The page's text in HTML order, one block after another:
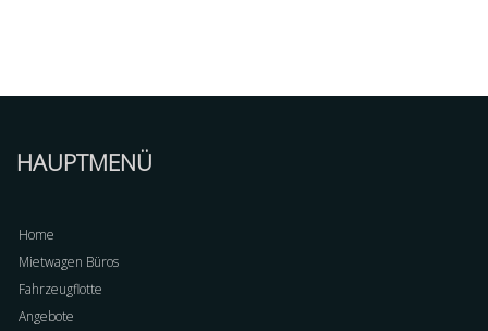
HAUPTMENÜ
Home
Mietwagen Büros
Fahrzeugflotte
Angebote